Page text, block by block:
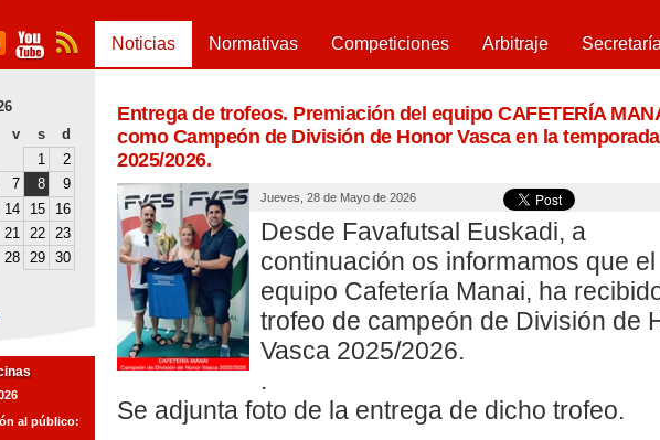
Noticias Normativas Competiciones Arbitraje Secretaría
v s
d
1
2
7 8
9
14 15
16
21 22 23
28 29 30
al público:
Entrega de trofeos. Premiación del equipo CAFETERÍA
como Campeón de División de Honor Vasca en la temporada
2025/2026.
Jueves, 28 de Mayo de 2026
Desde Favafutsal Euskadi, a
continuación os informamos que el
equipo Cafetería Manai, ha
trofeo de campeón de División de
Vasca 2025/2026.
.
Se adjunta foto de la entrega de dicho trofeo.